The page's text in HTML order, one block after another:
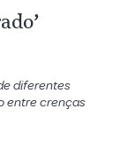
diferentes
entre crenças